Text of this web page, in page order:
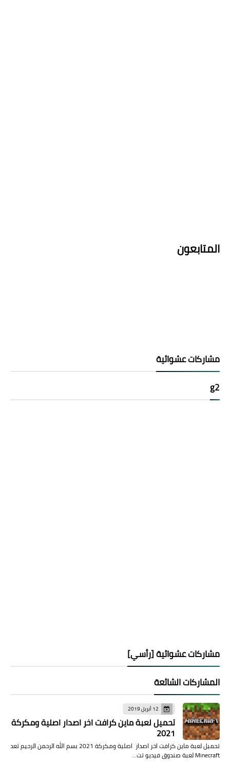
المتابعون
مشاركات عشوائية
g2
مشاركات عشوائية [رأسي]
المشاركات الشائعة
12 أبريل 2019
تحميل لعبة ماين كرافت اخر اصدار اصلية ومكركة
2021
تحميل لعبة ماين كرافت اخر اصدار اصلية ومكركة 2021 بسم الله الرحمن الرحيم تعد
Minecraft لعبة صندوق فيديو تت…